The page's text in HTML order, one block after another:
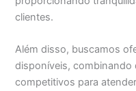
clientes.
Além disso, buscamos
disponíveis, combinando
competitivos para